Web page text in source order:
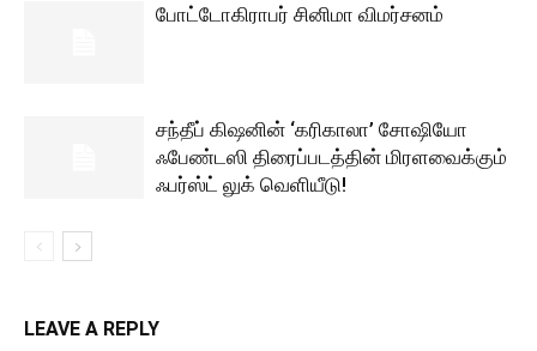
போட்டோகிராபர் சினிமா விமர்சனம்
சந்தீப் கிஷனின் ‘கரிகாலா’ சோஷியோ
ஃபேண்டஸி திரைப்படத்தின் மிரளவைக்கும்
ஃபர்ஸ்ட் லுக் வெளியீடு!
LEAVE A REPLY